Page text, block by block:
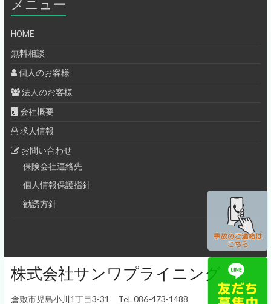
メニュー
HOME
無料相談
個人のお客様
法人のお客様
会社概要
求人情報
お問い合わせ
保険会社連絡先
個人情報保護指針
勧誘方針
株式会社サンワプライニング
倉敷市児島小川1丁目3-31 Tel. 086-473-1488